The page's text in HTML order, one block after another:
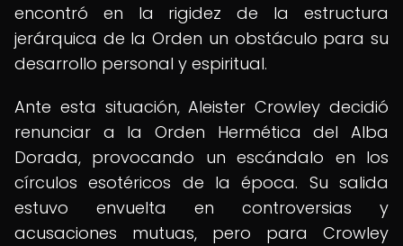
encontró en la rigidez de la estructura
jerárquica de la Orden un obstáculo para su
desarrollo personal y espiritual.
Ante esta situación, Aleister Crowley decidió
renunciar a la Orden Hermética del Alba
Dorada, provocando un escándalo en los
círculos esotéricos de la época. Su salida
estuvo envuelta en controversias y
acusaciones mutuas, pero para Crowley